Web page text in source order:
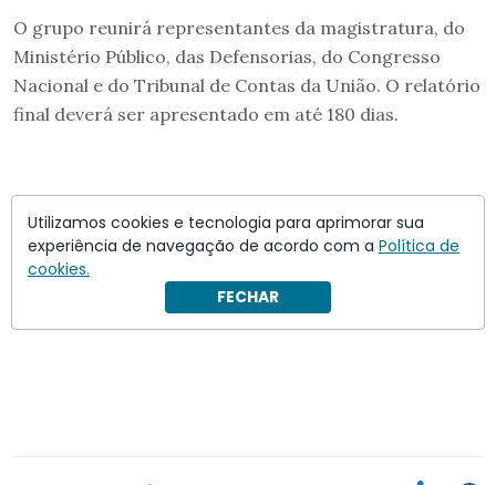
O grupo reunirá representantes da magistratura, do
Ministério Público, das Defensorias, do Congresso
Nacional e do Tribunal de Contas da União. O relatório
final deverá ser apresentado em até 180 dias.
Utilizamos cookies e tecnologia para aprimorar sua
experiência de navegação de acordo com a Política de
cookies.
FECHAR